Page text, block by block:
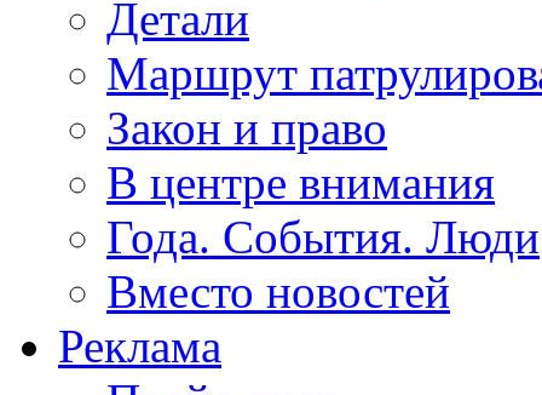
Детали
Маршрут
Закон и право
В центре внимания
Года. События. Люди
Вместо новостей
Реклама